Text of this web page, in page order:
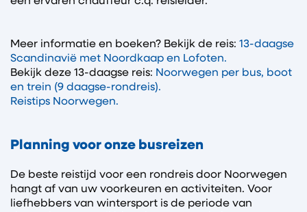
Meer informatie en boeken? Bekijk de reis: 13-daagse
Scandinavië met Noordkaap en Lofoten.
Bekijk deze 13-daagse reis: Noorwegen per bus, boot
en trein (9 daagse-rondreis).
Reistips Noorwegen.
Planning voor onze busreizen
De beste reistijd voor een rondreis door Noorwegen
hangt af van uw voorkeuren en activiteiten. Voor
liefhebbers van wintersport is de periode van